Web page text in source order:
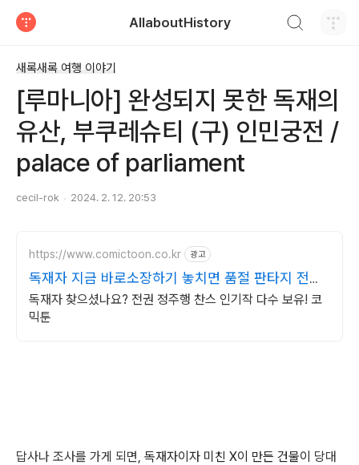
AllaboutHistory
새록새록 여행 이야기
[루마니아] 완성되지 못한 독재의
유산, 부쿠레슈티 (구) 인민궁전 /
palace of parliament
cecil-rok 2024. 2. 12. 20:53
https://www.comictoon.co.kr 광고
독재자 지금 바로소장하기 놓치면 품절 판타지 전권
세트
독재자 찾으셨나요? 전권 정주행 찬스 인기작 다수 보유! 코
믹툰
답사나 조사를 가게 되면, 독재자이자 미친 X이 만든 건물이 당대